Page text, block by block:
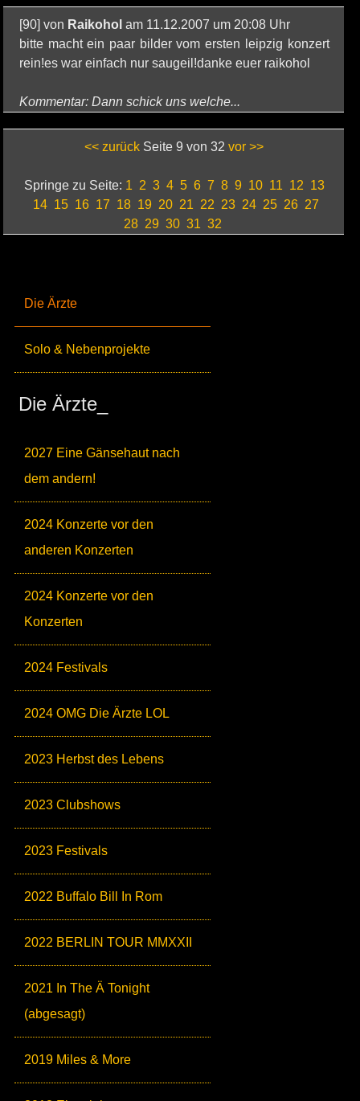
Die Ärzte
Solo & Nebenprojekte
Die Ärzte_
2027 Eine Gänsehaut nach
dem andern!
2024 Konzerte vor den
anderen Konzerten
2024 Konzerte vor den
Konzerten
2024 Festivals
2024 OMG Die Ärzte LOL
2023 Herbst des Lebens
2023 Clubshows
2023 Festivals
2022 Buffalo Bill In Rom
2022 BERLIN TOUR MMXXII
2021 In The Ä Tonight
(abgesagt)
2019 Miles & More
[90] von Raikohol am 11.12.2007 um 20:08 Uhr
bitte macht ein paar bilder vom ersten leipzig konzert
rein!es war einfach nur saugeil!danke euer raikohol
Kommentar: Dann schick uns welche...
<< zurück Seite 9 von 32vor >>
Springe zu Seite: 1 2 3 4 5 6 7 8 9 10 11 12 13
14 15 16 17 18 19 20 21 22 23 24 25 26 27
28 29 30 31 32